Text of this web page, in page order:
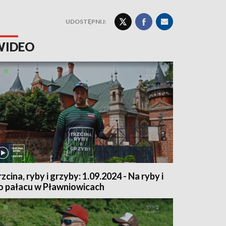
UDOSTĘPNIJ:
ryby i grzyby: 1.09.2024 - Na ryby i
pałacu w Pławniowicach